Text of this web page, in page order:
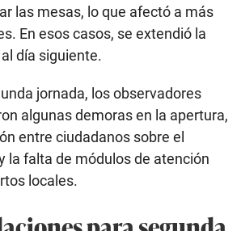
las mesas, lo que afectó a más
En esos casos, se extendió la
día siguiente.
jornada, los observadores
algunas demoras en la apertura,
entre ciudadanos sobre el
la falta de módulos de atención
locales.